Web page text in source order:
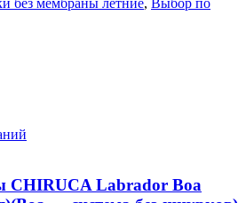
CHIRUCA Labrador Boa